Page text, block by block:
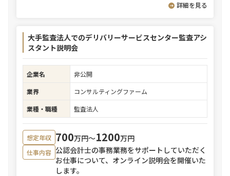
詳細を見る
大手監査法人でのデリバリーサービスセンター監査アシ
スタント説明会
企業名
非公開
業界
コンサルティングファーム
業種・職種
監査法人
想定年収 700万円〜1200万円
仕事内容 公認会計士の事務業務をサポートしていただく
お仕事について、オンライン説明会を開催いた
します。